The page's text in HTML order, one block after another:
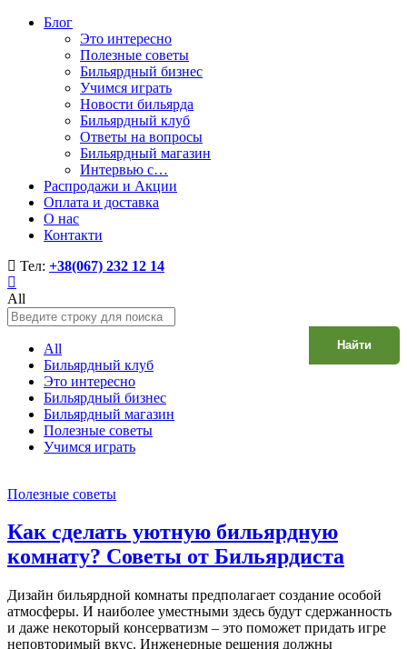
Блог
Это интересно
Полезные советы
Бильярдный бизнес
Учимся играть
Новости бильярда
Бильярдный клуб
Ответы на вопросы
Бильярдный магазин
Интервью с…
Распродажи и Акции
Оплата и доставка
О нас
Контакти
Тел: +38(067) 232 12 14
All
Найти
All
Бильярдный клуб
Это интересно
Бильярдный бизнес
Бильярдный магазин
Полезные советы
Учимся играть
Полезные советы
Как сделать уютную бильярдную
комнату? Советы от Бильярдиста
Дизайн бильярдной комнаты предполагает создание особой
атмосферы. И наиболее уместными здесь будут сдержанность
и даже некоторый консерватизм – это поможет придать игре
неповторимый вкус. Инженерные решения должны